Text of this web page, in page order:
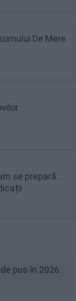
De Mere
se prepară.
pus în 2026.